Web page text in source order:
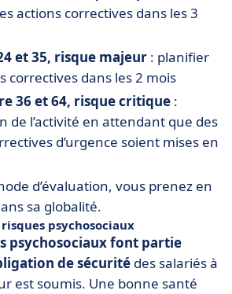
actions correctives dans les 3
et 35, risque majeur : planifier
correctives dans les 2 mois
36 et 64, risque critique :
de l’activité en attendant que des
d’urgence soient mises en
d’évaluation, vous prenez en
sa globalité.
risques psychosociaux
psychosociaux font partie
de sécurité des salariés à
est soumis. Une bonne santé